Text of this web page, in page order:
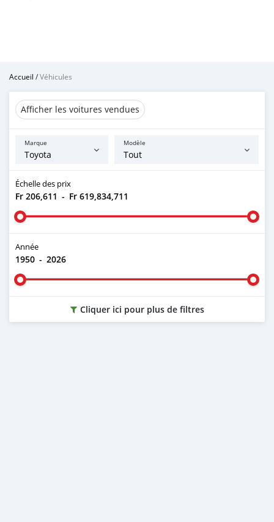
Accueil /Véhicules
Afficher les voitures vendues
Marque Modèle
Échelle des prix
Fr 206,611 - Fr 619,834,711
Année
1950 - 2026
Cliquer ici pour plus de filtres